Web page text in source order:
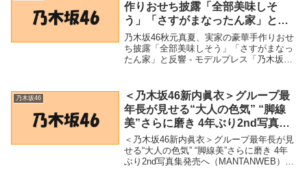
作りおせち披露「全部美味しそ
う」「さすがまなったん家」と反
響 – モデルプレス
乃木坂46秋元真夏、実家の豪華手作りおせ
ち披露「全部美味しそう」「さすがまなっ
たん家」と反響 - モデルプレス「乃木坂
「さすがまなったん家」と反響 - モデルプ
レ...
乃木坂46
＜乃木坂46新内眞衣＞グループ最
年長が見せる“大人の色気” “脚線
美”さらに磨き 4年ぶり2nd写真集
発売へ（MANTANWEB） –
Yahoo!ニュース – Yahoo!ニュー
ス
＜乃木坂46新内眞衣＞グループ最年長が見
せる“大人の色気” “脚線美”さらに磨き 4年
ぶり2nd写真集発売へ（MANTANWEB） -